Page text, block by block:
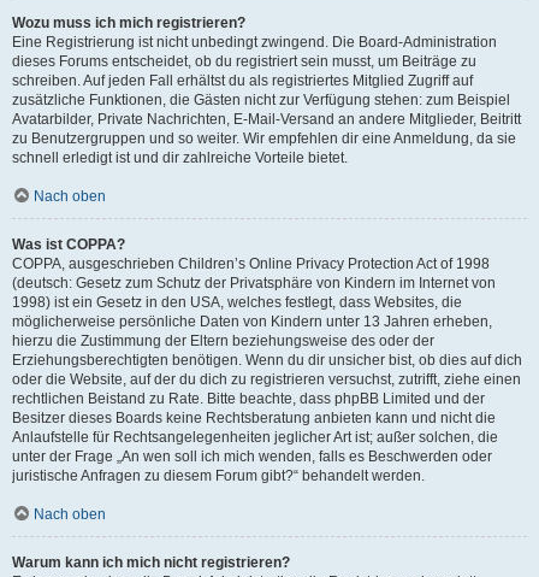
Wozu muss ich mich registrieren?
Eine Registrierung ist nicht unbedingt zwingend. Die Board-Administration
dieses Forums entscheidet, ob du registriert sein musst, um Beiträge zu
schreiben. Auf jeden Fall erhältst du als registriertes Mitglied Zugriff auf
zusätzliche Funktionen, die Gästen nicht zur Verfügung stehen: zum Beispiel
Avatarbilder, Private Nachrichten, E-Mail-Versand an andere Mitglieder, Beitritt
zu Benutzergruppen und so weiter. Wir empfehlen dir eine Anmeldung, da sie
schnell erledigt ist und dir zahlreiche Vorteile bietet.
Nach oben
Was ist COPPA?
COPPA, ausgeschrieben Children’s Online Privacy Protection Act of 1998
(deutsch: Gesetz zum Schutz der Privatsphäre von Kindern im Internet von
1998) ist ein Gesetz in den USA, welches festlegt, dass Websites, die
möglicherweise persönliche Daten von Kindern unter 13 Jahren erheben,
hierzu die Zustimmung der Eltern beziehungsweise des oder der
Erziehungsberechtigten benötigen. Wenn du dir unsicher bist, ob dies auf dich
oder die Website, auf der du dich zu registrieren versuchst, zutrifft, ziehe einen
rechtlichen Beistand zu Rate. Bitte beachte, dass phpBB Limited und der
Besitzer dieses Boards keine Rechtsberatung anbieten kann und nicht die
Anlaufstelle für Rechtsangelegenheiten jeglicher Art ist; außer solchen, die
unter der Frage „An wen soll ich mich wenden, falls es Beschwerden oder
juristische Anfragen zu diesem Forum gibt?“ behandelt werden.
Nach oben
Warum kann ich mich nicht registrieren?